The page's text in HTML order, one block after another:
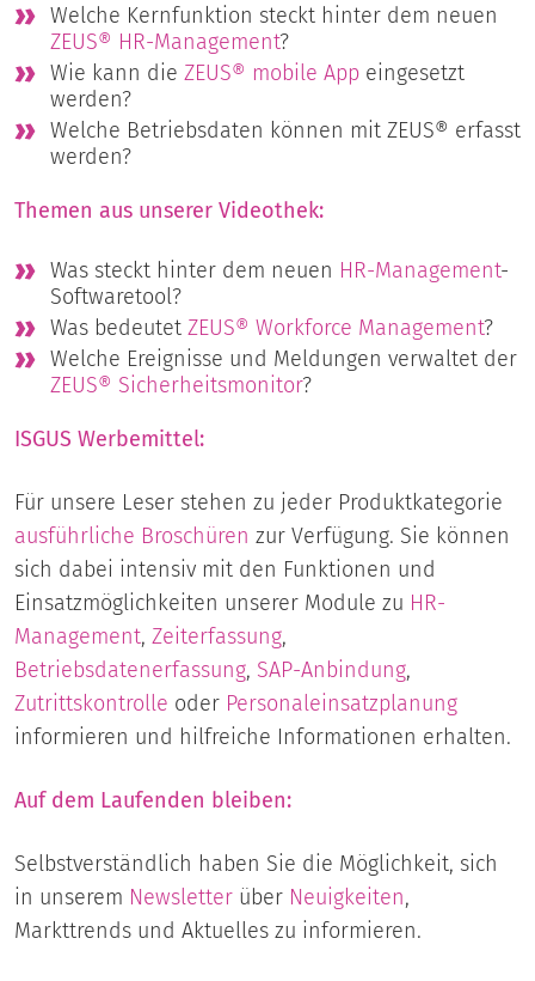
Welche Kernfunktion steckt hinter dem neuen
ZEUS® HR-Management?
Wie kann die ZEUS® mobile App eingesetzt
werden?
Welche Betriebsdaten können mit ZEUS® erfasst
werden?
Themen aus unserer Videothek:
Was steckt hinter dem neuen HR-Management-
Softwaretool?
Was bedeutet ZEUS® Workforce Management?
Welche Ereignisse und Meldungen verwaltet der
ZEUS® Sicherheitsmonitor?
ISGUS Werbemittel:
Für unsere Leser stehen zu jeder Produktkategorie
ausführliche Broschüren zur Verfügung. Sie können
sich dabei intensiv mit den Funktionen und
Einsatzmöglichkeiten unserer Module zu HR-
Management, Zeiterfassung,
Betriebsdatenerfassung, SAP-Anbindung,
Zutrittskontrolle oder Personaleinsatzplanung
informieren und hilfreiche Informationen erhalten.
Auf dem Laufenden bleiben:
Selbstverständlich haben Sie die Möglichkeit, sich
in unserem Newsletter über Neuigkeiten,
Markttrends und Aktuelles zu informieren.